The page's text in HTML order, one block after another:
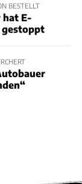
BESTELLT
hat E-